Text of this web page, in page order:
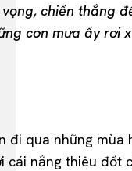
VIỆT NAM
SPORT
chiến thắng
cơn mưa ấy
qua những
nắng thiêu